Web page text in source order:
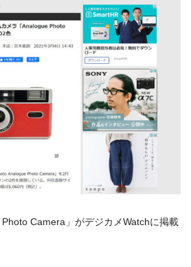
カメラポシェット
ボディブラシ
カメラフィルムケース
Photo Camera」がデジカメWatchに掲載